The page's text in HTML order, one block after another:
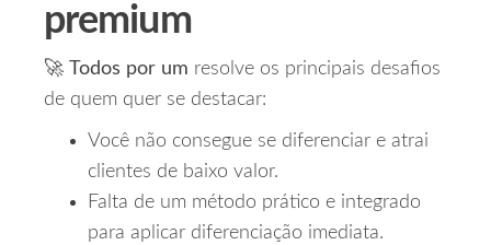
premium
🚀 Todos por um resolve os principais desafios
de quem quer se destacar:
Você não consegue se diferenciar e atrai
clientes de baixo valor.
Falta de um método prático e integrado
para aplicar diferenciação imediata.